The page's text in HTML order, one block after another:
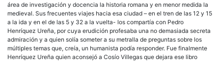
área de investigación y docencia la historia romana y en menor medida la
medieval. Sus frecuentes viajes hacia esa ciudad – en el tren de las 12 y 15
a la ida y en el de las 5 y 32 a la vuelta- los compartía con Pedro
Henríquez Ureña, por cuya erudición profesaba una no demasiada secreta
admiración y a quien solía someter a su metralla de preguntas sobre los
múltiples temas que, creía, un humanista podía responder. Fue finalmente
Henríquez Ureña quien aconsejó a Cosío Villegas que dejara ese libro